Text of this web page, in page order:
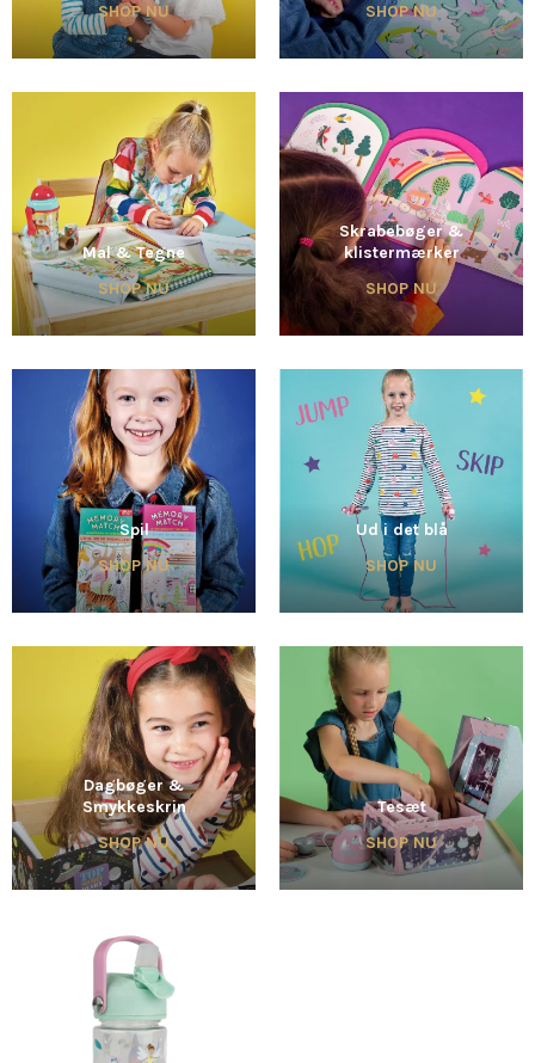
SHOP NU
SHOP NU
Mal & Tegne
SHOP NU
Skrabebøger &
klistermærker
SHOP NU
Spil
SHOP NU
Ud i det blå
SHOP NU
Dagbøger &
Smykkeskrin
SHOP NU
Tesæt
SHOP NU